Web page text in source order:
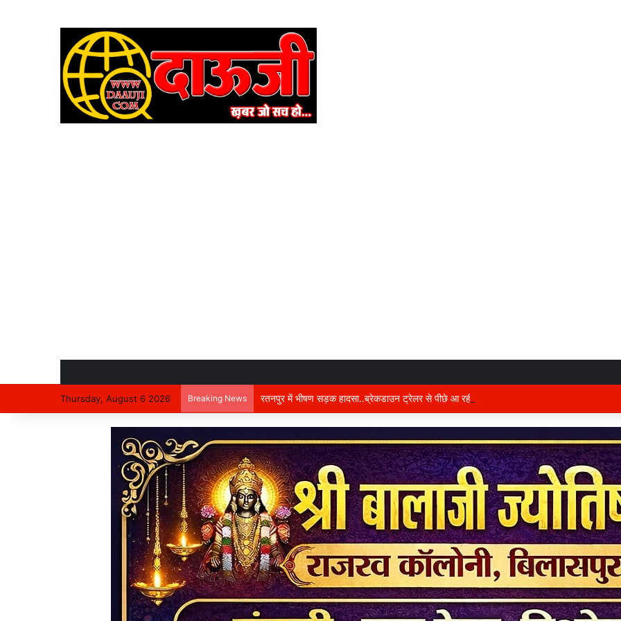
Thursday, August 6 2026 Breaking News रतनपुर में भीषण सड़क हादसा..ब्रेकडाउन ट्रेलर से पीछे आ रही दो ट्रेलरें टकराईं….. चालक कैबिन में